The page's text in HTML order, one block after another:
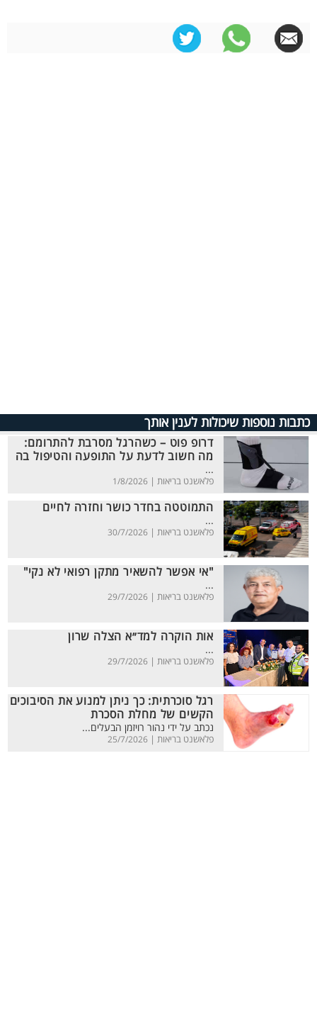
כתבות נוספות שיכולות לענין אותך
דרופ פוט – כשהרגל מסרבת להתרומם:
מה חשוב לדעת על התופעה והטיפול בה
...
פלאשנט בריאות | 1/8/2026
התמוטטה בחדר כושר וחזרה לחיים
...
פלאשנט בריאות | 30/7/2026
"אי אפשר להשאיר מתקן רפואי לא נקי"
...
פלאשנט בריאות | 29/7/2026
אות הוקרה למד״א הצלה שרון
...
פלאשנט בריאות | 29/7/2026
רגל סוכרתית: כך ניתן למנוע את הסיבוכים
הקשים של מחלת הסכרת
נכתב על ידי נהור רויזמן הבעלים...
פלאשנט בריאות | 25/7/2026